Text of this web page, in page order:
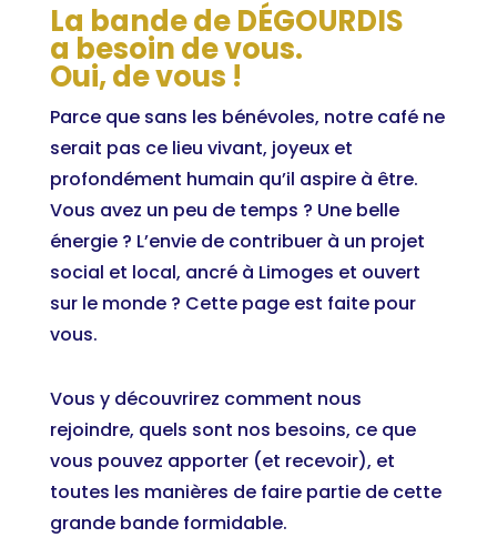
La bande de DÉGOURDIS
a besoin de vous.
Oui, de vous !
Parce que sans les bénévoles, notre café ne
serait pas ce lieu vivant, joyeux et
profondément humain qu’il aspire à être.
Vous avez un peu de temps ? Une belle
énergie ? L’envie de contribuer à un projet
social et local, ancré à Limoges et ouvert
sur le monde ? Cette page est faite pour
vous.
Vous y découvrirez comment nous
rejoindre, quels sont nos besoins, ce que
vous pouvez apporter (et recevoir), et
toutes les manières de faire partie de cette
grande bande formidable.